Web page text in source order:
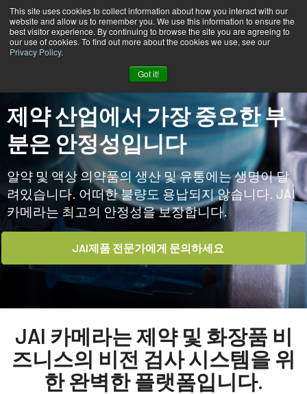
This site uses cookies to collect information about how you interact with our
website and allow us to remember you. We use this information to ensure the
best visitor experience. By continuing to browse the site you are agreeing to
our use of cookies. To find out more about the cookies we use, see our
Privacy Policy.
Got it!
제약 & 화장품
제약 산업에서 가장 중요한 부
분은 안정성입니다
알약 및 액상 의약품의 생산 및 유통에는 생명이 달
려있습니다. 어떠한 불량도 용납되지 않습니다. JAI
카메라는 최고의 안정성을 보장합니다.
JAI제품 전문가에게 문의하세요
JAI 카메라는 제약 및 화장품 비
즈니스의 비전 검사 시스템을 위
한 완벽한 플랫폼입니다.